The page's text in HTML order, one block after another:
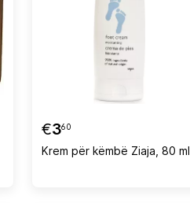
€360
Krem për këmbë Ziaja, 80 ml